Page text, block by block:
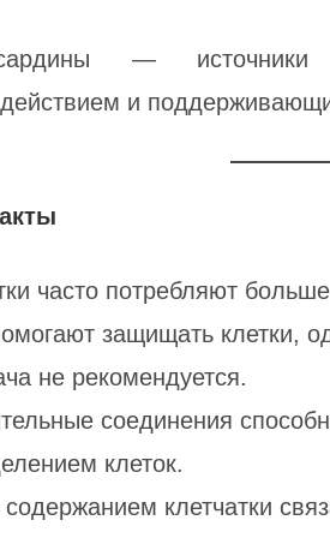
—
и
часто потребляют
защищать клетки,
не рекомендуется.
соединения
клеток.
клетчатки